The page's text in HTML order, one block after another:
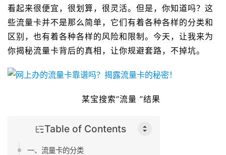
看起来很便宜，很划算，很灵活。但是，你知道吗？这
些流量卡并不是那么简单，它们有着各种各样的分类和
区别，也有着各种各样的风险和限制。今天，让我来为
你揭秘流量卡背后的真相，让你规避套路，不掉坑。
某宝搜索“流量 ”结果
Table of Contents
一、流量卡的分类